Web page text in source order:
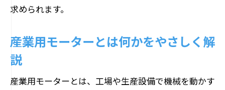
寿命を左右するモーターの使用条件とは
長寿命モーター導入の工夫とポイント
2pと4pモーターの違いを徹底比較
求められます。
産業用モーターとは何かをやさしく解
説
産業用モーターとは、工場や生産設備で機械を動かす